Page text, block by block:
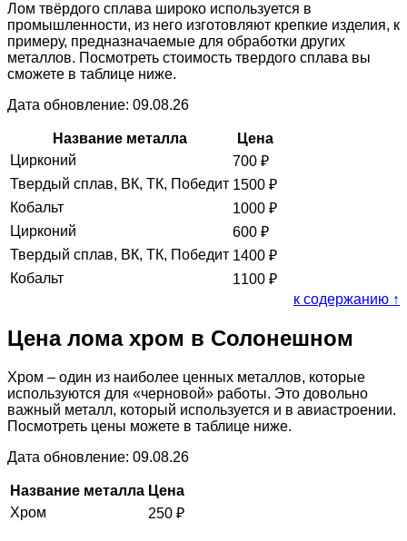
Лом твёрдого сплава широко используется в
промышленности, из него изготовляют крепкие изделия, к
примеру, предназначаемые для обработки других
металлов. Посмотреть стоимость твердого сплава вы
сможете в таблице ниже.
Дата обновление: 09.08.26
Название металла
Цена
Цирконий
700 ₽
Твердый сплав, ВК, ТК, Победит 1500 ₽
Кобальт
1000 ₽
Цирконий
600 ₽
Твердый сплав, ВК, ТК, Победит 1400 ₽
Кобальт
1100 ₽
к содержанию ↑
Цена лома хром в Солонешном
Хром – один из наиболее ценных металлов, которые
используются для «черновой» работы. Это довольно
важный металл, который используется и в авиастроении.
Посмотреть цены можете в таблице ниже.
Дата обновление: 09.08.26
Название металла Цена
Хром
250 ₽